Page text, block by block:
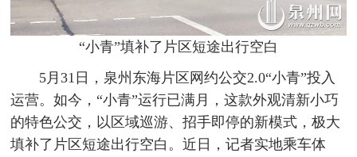
“小青”填补了片区短途出行空白
5月31日，泉州东海片区网约公交2.0“小青”投入
运营。如今，“小青”运行已满月，这款外观清新小巧
的特色公交，以区域巡游、招手即停的新模式，极大
填补了片区短途出行空白。近日，记者实地乘车体